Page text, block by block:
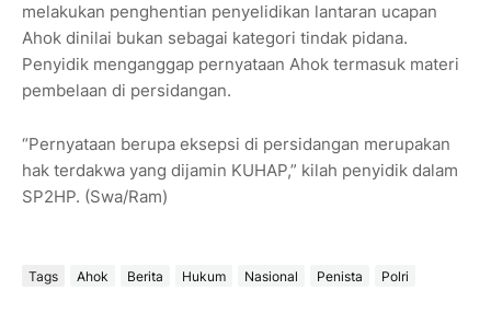
melakukan penghentian penyelidikan lantaran ucapan
Ahok dinilai bukan sebagai kategori tindak pidana.
Penyidik menganggap pernyataan Ahok termasuk materi
pembelaan di persidangan.
“Pernyataan berupa eksepsi di persidangan merupakan
hak terdakwa yang dijamin KUHAP,” kilah penyidik dalam
SP2HP. (Swa/Ram)
Tags Ahok Berita Hukum Nasional Penista Polri